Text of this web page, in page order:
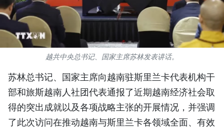
多功能媒体
图表新闻
视频
人民报社简介
越共中央总书记、国家主席苏林发表讲话。
苏林总书记、国家主席向越南驻斯里兰卡代表机构干
部和旅斯越南人社团代表通报了近期越南经济社会取
得的突出成就以及各项战略主张的开展情况，并强调
了此次访问在推动越南与斯里兰卡各领域全面、有效